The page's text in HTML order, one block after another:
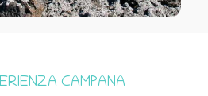
CAMPANA